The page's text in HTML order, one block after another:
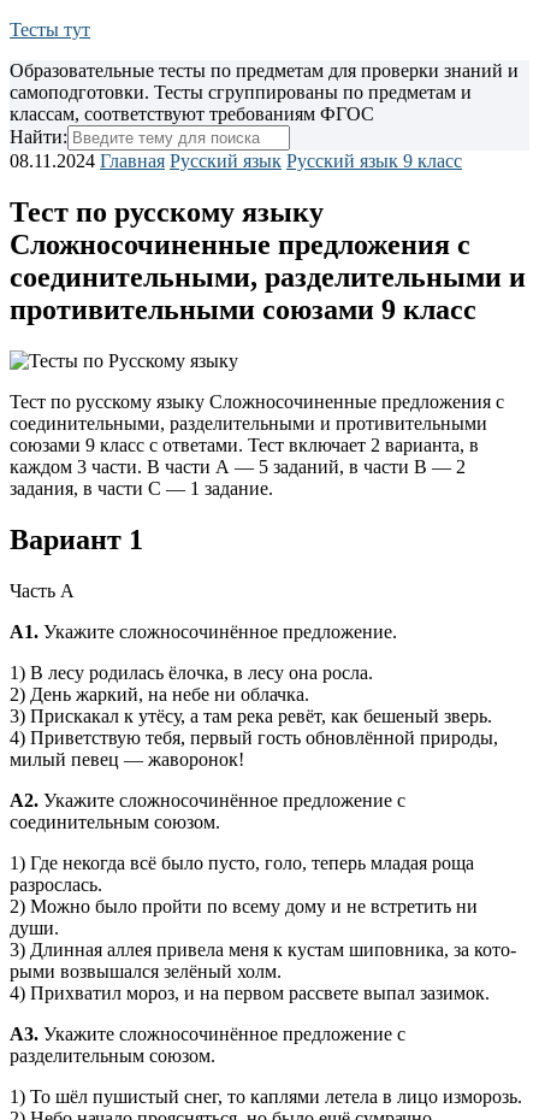
Тесты тут
Образовательные тесты по предметам для проверки знаний и
самоподготовки. Тесты сгруппированы по предметам и
классам, соответствуют требованиям ФГОС
Найти:
08.11.2024 Главная Русский язык Русский язык 9 класс
Тест по русскому языку
Сложносочиненные предложения с
соединительными, разделительными и
противительными союзами 9 класс
Тест по русскому языку Сложносочиненные предложения с
соединительными, разделительными и противительными
союзами 9 класс с ответами. Тест включает 2 варианта, в
каждом 3 части. В части А — 5 заданий, в части В — 2
задания, в части С — 1 задание.
Вариант 1
Часть А
А1. Укажите сложносочинённое предложение.
1) В лесу родилась ёлочка, в лесу она росла.
2) День жаркий, на небе ни облачка.
3) Прискакал к утёсу, а там река ревёт, как бешеный зверь.
4) Приветствую тебя, первый гость обновлённой природы,
милый певец — жаворонок!
А2. Укажите сложносочинённое предложение с
соединительным союзом.
1) Где некогда всё было пусто, голо, теперь младая роща
разрослась.
2) Можно было пройти по всему дому и не встретить ни
души.
3) Длинная аллея привела меня к кустам шиповника, за кото­
рыми возвышался зелёный холм.
4) Прихватил мороз, и на первом рассвете выпал зазимок.
А3. Укажите сложносочинённое предложение с
разделительным союзом.
1) То шёл пушистый снег, то каплями летела в лицо изморозь.